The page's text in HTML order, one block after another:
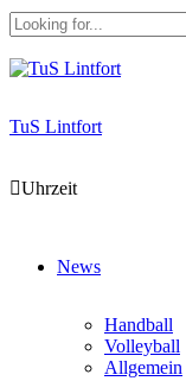
TuS Lintfort
Uhrzeit
News
Handball
Volleyball
Allgemein